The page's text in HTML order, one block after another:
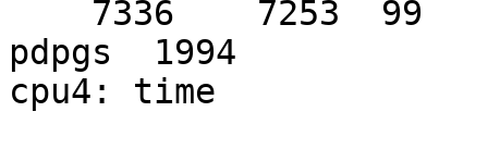
pdpgs  1994
cpu4: time